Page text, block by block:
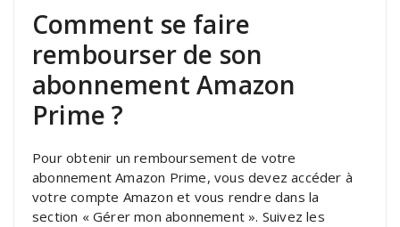
Comment se faire
rembourser de son
abonnement Amazon
Prime ?
Pour obtenir un remboursement de votre
abonnement Amazon Prime, vous devez accéder à
votre compte Amazon et vous rendre dans la
section « Gérer mon abonnement ». Suivez les